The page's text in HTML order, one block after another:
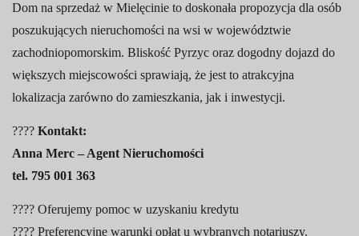
Dom na sprzedaż w Mielęcinie to doskonała propozycja dla osób
poszukujących nieruchomości na wsi w województwie
zachodniopomorskim. Bliskość Pyrzyc oraz dogodny dojazd do
większych miejscowości sprawiają, że jest to atrakcyjna
lokalizacja zarówno do zamieszkania, jak i inwestycji.
???? Kontakt:
Anna Merc – Agent Nieruchomości
tel. 795 001 363
???? Oferujemy pomoc w uzyskaniu kredytu
???? Preferencyjne warunki opłat u wybranych notariuszy.